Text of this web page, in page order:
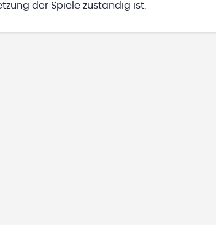
der Spiele zuständig ist.